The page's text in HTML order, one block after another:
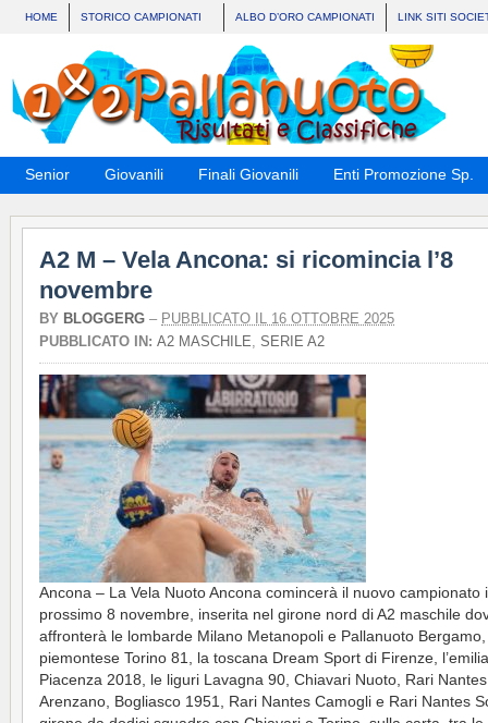
HOME STORICO CAMPIONATI ALBO D’ORO CAMPIONATI LINK SITI
Senior Giovanili Finali Giovanili Enti Promozione Sp.
A2 M – Vela Ancona: si ricomincia l’8
novembre
BY BLOGGERG – PUBBLICATO IL 16 OTTOBRE 2025
PUBBLICATO IN: A2 MASCHILE, SERIE A2
Ancona – La Vela Nuoto Ancona comincerà il nuovo campionato
prossimo 8 novembre, inserita nel girone nord di A2 maschile
affronterà le lombarde Milano Metanopoli e Pallanuoto
piemontese Torino 81, la toscana Dream Sport di Firenze,
Piacenza 2018, le liguri Lavagna 90, Chiavari Nuoto, Rari Nantes
Arenzano, Bogliasco 1951, Rari Nantes Camogli e Rari Nantes